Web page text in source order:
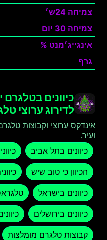
צמיחה 24ש׳
צמיחה 30 יום
אינגייג׳מנט %
גרף
כיוונים
לדירוג ערוצי
אינדקס ערוצי וקבוצות
ועיר.
כיוונים בתל אביב
הכיוון כי טוב שיש
כיוונים בישראל
כיוונים בירושלים
קבוצות טלגרם מומלצות